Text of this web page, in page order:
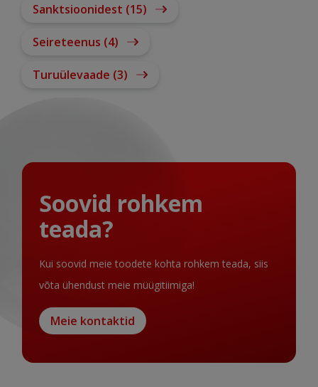
Sanktsioonidest (15)
Seireteenus (4)
Turuülevaade (3)
Soovid rohkem
teada?
Kui soovid meie toodete kohta rohkem teada, siis
võta ühendust meie müügitiimiga!
Meie kontaktid